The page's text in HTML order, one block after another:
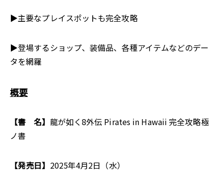
▶主要なプレイスポットも完全攻略
▶登場するショップ、装備品、各種アイテムなどのデー
タを網羅
概要
【書 名】 龍が如く8外伝 Pirates in Hawaii 完全攻略極
ノ書
【発売日】 2025年4月2日（水）